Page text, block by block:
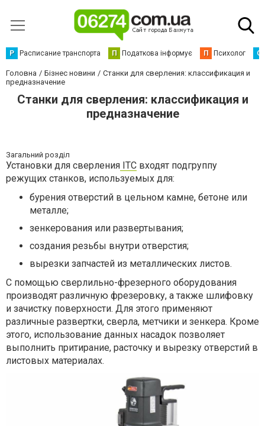
Р Расписание транспорта П Податкова інформує П Психолог С
Головна Бізнес новини
Станки для сверления: классификация и
предназначение
Станки для сверления: классификация и
предназначение
Загальний розділ
Установки для сверления ITC входят подгруппу
режущих станков, используемых для:
бурения отверстий в цельном камне, бетоне или
металле;
зенкерования или развертывания;
создания резьбы внутри отверстия;
вырезки запчастей из металлических листов.
С помощью сверлильно-фрезерного оборудования
производят различную фрезеровку, а также шлифовку
и зачистку поверхности. Для этого применяют
различные развертки, сверла, метчики и зенкера. Кроме
этого, использование данных насадок позволяет
выполнить притирание, расточку и вырезку отверстий в
листовых материалах.